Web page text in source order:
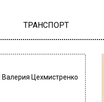
ТРАНСПОРТ
Валерия Цехмистренко